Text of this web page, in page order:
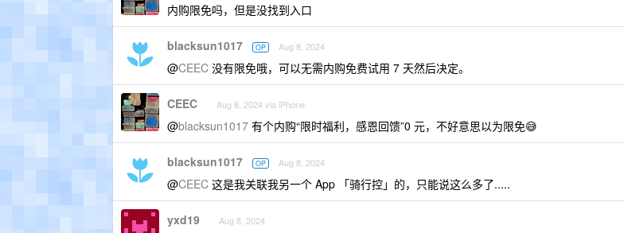
内购限免吗，但是没找到入口
blacksun1017 OP Aug 8, 2024
@CEEC 没有限免哦，可以无需内购免费试用 7 天然后决定。
CEEC Aug 8, 2024 via iPhone
@blacksun1017 有个内购“限时福利，感恩回馈”0 元，不好意思以为限免😅
blacksun1017 OP Aug 8, 2024
@CEEC 这是我关联我另一个 App 「骑行控」的，只能说这么多了.....
yxd19 Aug 8, 2024